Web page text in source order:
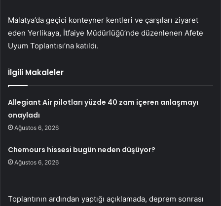
Malatya’da geçici konteyner kentleri ve çarşıları ziyaret
eden Yerlikaya, İtfaiye Müdürlüğü’nde düzenlenen Afete
Uyum Toplantısı’na katıldı.
İlgili Makaleler
Allegiant Air pilotları yüzde 40 zam içeren anlaşmayı
onayladı
Ağustos 6, 2026
Chemours hissesi bugün neden düşüyor?
Ağustos 6, 2026
Toplantının ardından yaptığı açıklamada, deprem sonrası